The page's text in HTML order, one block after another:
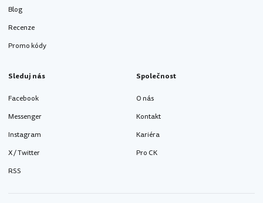
Blog
Recenze
Promo kódy
Sleduj nás
Facebook
Messenger
Instagram
X / Twitter
RSS
Společnost
O nás
Kontakt
Kariéra
Pro CK